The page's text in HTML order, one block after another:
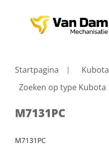
Startpagina
Kubota
Zoeken op type Kubota
M7131PC
M7131PC